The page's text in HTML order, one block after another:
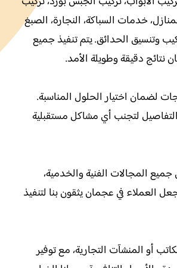
خدمات السباكة، النجارة، الصبغ
سكيب وتنسيق الحدائق. يتم تنفيذ جميع
دقيقة وطويلة الأمد.
لضمان اختيار الحلول المناسبة.
لتجنب أي مشاكل مستقبلية
المجالات الفنية والخدمية،
العملاء في عجمان يثقون بنا لتنفيذ
أو المنشآت التجارية، مع توفير